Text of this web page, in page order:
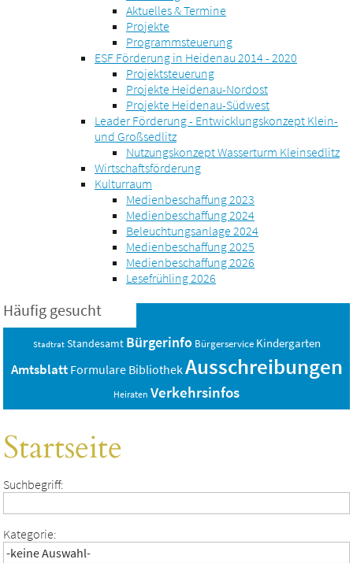
Aktuelles & Termine
Projekte
Programmsteuerung
ESF Förderung in Heidenau 2014 - 2020
Projektsteuerung
Projekte Heidenau-Nordost
Projekte Heidenau-Südwest
Leader Förderung - Entwicklungskonzept Klein-
und Großsedlitz
Nutzungskonzept Wasserturm Kleinsedlitz
Wirtschaftsförderung
Kulturraum
Medienbeschaffung 2023
Medienbeschaffung 2024
Beleuchtungsanlage 2024
Medienbeschaffung 2025
Medienbeschaffung 2026
Lesefrühling 2026
Häufig gesucht
Stadtrat Standesamt Bürgerinfo Bürgerservice Kindergarten
Amtsblatt Formulare BibliothekAusschreibungen
Heiraten Verkehrsinfos
Startseite
Suchbegriff:
Kategorie: